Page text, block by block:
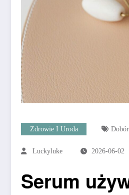
Zdrowie I Uroda
Luckyluke 2026-06-02
Serum